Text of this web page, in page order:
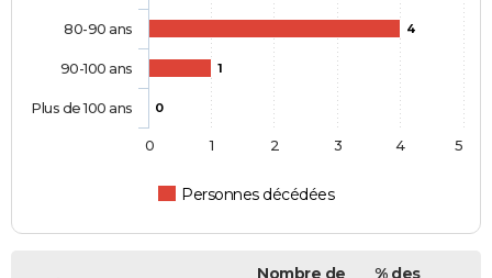
4
1
0
Personnes décédées
80-90 ans
90-100 ans
Plus de 100 ans
0 1 2 3 4 5
Nombre de
% des